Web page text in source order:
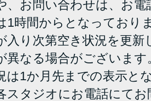
、お問い合わせは、お
1時間からとなっており
入り次第空き状況を更
異なる場合がございます
は1か月先までの表示と
スタジオにお電話にて